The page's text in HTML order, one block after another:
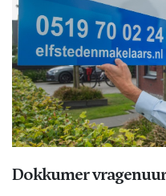
Dokkumer